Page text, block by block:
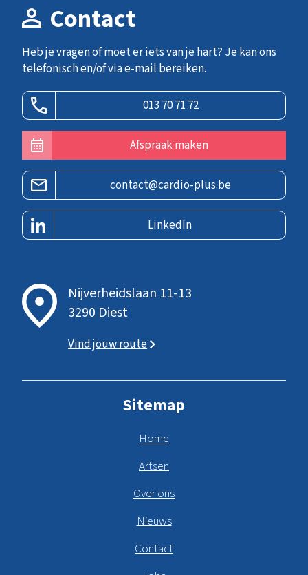
Contact
Heb je vragen of moet er iets van je hart? Je kan ons
telefonisch en/of via e-mail bereiken.
013 70 71 72
Afspraak maken
contact@cardio-plus.be
LinkedIn
Nijverheidslaan 11-13
3290 Diest
Vind jouw route
Sitemap
Home
Artsen
Over ons
Nieuws
Contact